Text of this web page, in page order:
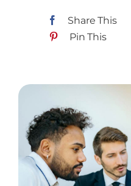
Start Now
Share This
Pin This